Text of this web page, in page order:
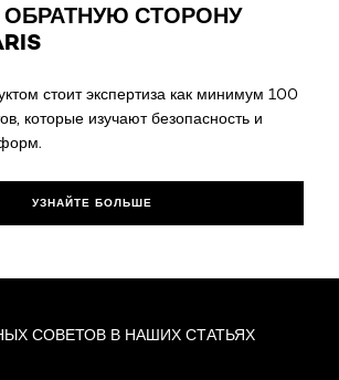
ОБРАТНУЮ СТОРОНУ
стоит экспертиза как минимум 100
которые изучают безопасность и
УЗНАЙТЕ БОЛЬШЕ
СОВЕТОВ В НАШИХ СТАТЬЯХ